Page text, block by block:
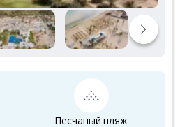
Песчаный пляж